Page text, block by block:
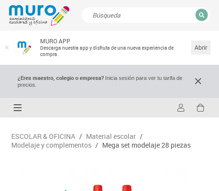
MURO APP
Descarga nuestra app y disfruta de una nueva experiencia de
compra.
Abrir
¿Eres maestro, colegio o empresa?Inicia sesión para ver tu tarifa de
precios.
ESCOLAR & OFICINA / Material escolar /
Modelaje y complementos / Mega set modelaje 28 piezas